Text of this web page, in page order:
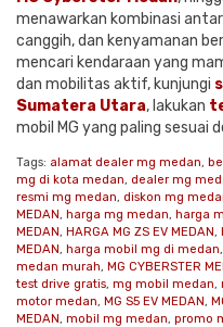
menawarkan kombinasi
canggih, dan kenyamanan
mencari kendaraan yang
dan mobilitas aktif, kunjungi
Sumatera Utara, lakukan
mobil MG yang paling sesuai
Tags: alamat dealer mg medan,
mg di kota medan, dealer mg
resmi mg medan, diskon mg
MEDAN, harga mg medan, harga
MEDAN, HARGA MG ZS EV MEDAN,
MEDAN, harga mobil mg di medan,
medan murah, MG CYBERSTER
test drive gratis, mg mobil medan,
motor medan, MG S5 EV MEDAN,
MEDAN, mobil mg medan, promo